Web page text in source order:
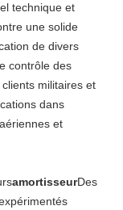
technique et
une solide
de divers
contrôle des
militaires et
dans
et
amortisseurDes